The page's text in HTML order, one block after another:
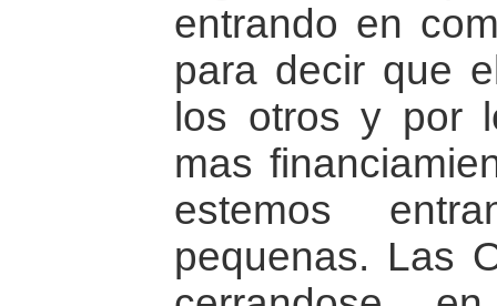
entrando en
para decir que
los otros y por
mas
estemos
pequenas. Las